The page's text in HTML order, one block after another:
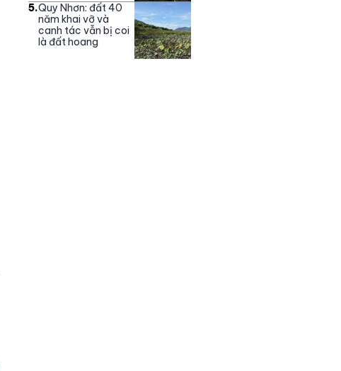
5.Quy Nhơn: đất 40
năm khai vỡ và
canh tác vẫn bị coi
là đất hoang